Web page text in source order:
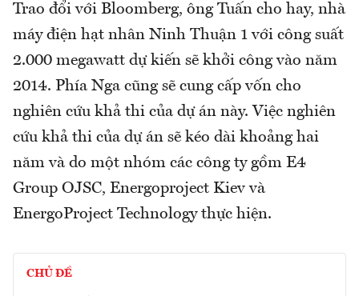
Trao đổi với Bloomberg, ông Tuấn cho hay, nhà
máy điện hạt nhân Ninh Thuận 1 với công suất
2.000 megawatt dự kiến sẽ khởi công vào năm
2014. Phía Nga cũng sẽ cung cấp vốn cho
nghiên cứu khả thi của dự án này. Việc nghiên
cứu khả thi của dự án sẽ kéo dài khoảng hai
năm và do một nhóm các công ty gồm E4
Group OJSC, Energoproject Kiev và
EnergoProject Technology thực hiện.
CHỦ ĐỀ